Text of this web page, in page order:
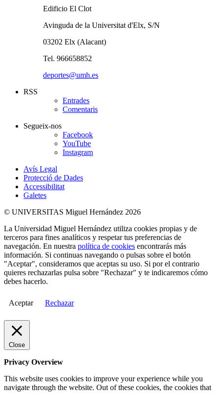
Edificio El Clot
Avinguda de la Universitat d'Elx, S/N
03202 Elx (Alacant)
Tel. 966658852
deportes@umh.es
RSS
Entrades
Comentaris
Segueix-nos
Facebook
YouTube
Instagram
Avís Legal
Protecció de Dades
Accessibilitat
Galetes
© UNIVERSITAS Miguel Hernández 2026
La Universidad Miguel Hernández utiliza cookies propias y de
terceros para fines analíticos y respetar tus preferencias de
navegación. En nuestra política de cookies encontrarás más
información. Si continuas navegando o pulsas sobre el botón
"Aceptar", consideramos que aceptas su uso. Si por el contrario
quieres rechazarlas pulsa sobre "Rechazar" y te indicaremos cómo
debes hacerlo.
Aceptar Rechazar
Close
Privacy Overview
This website uses cookies to improve your experience while you
navigate through the website. Out of these cookies, the cookies that